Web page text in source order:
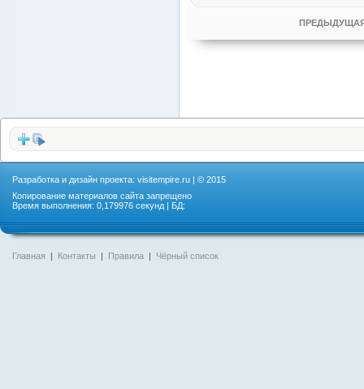
Разработка и дизайн проекта: visitempire.ru | © 2015
Копирование материалов сайта запрещено
Время выполнения: 0,179976 секунд | БД:
Главная | Контакты | Правила | Чёрный список